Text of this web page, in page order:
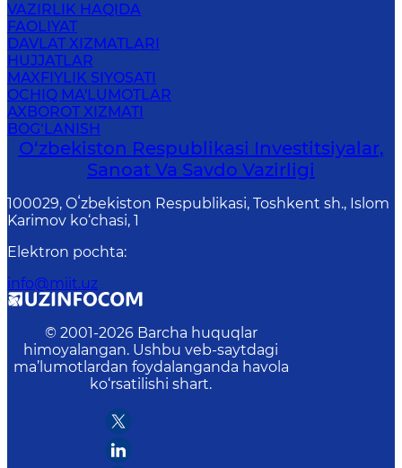
VAZIRLIK HAQIDA
FAOLIYAT
DAVLAT XIZMATLARI
HUJJATLAR
MAXFIYLIK SIYOSATI
OCHIQ MA'LUMOTLAR
AXBOROT XIZMATI
BOG‘LANISH
O‘zbekiston Respublikasi Investitsiyalar,
Sanoat Va Savdo Vazirligi
100029, Oʻzbekiston Respublikasi, Toshkent sh., Islom
Karimov ko‘chasi, 1
Elektron pochta:
info@miit.uz
© 2001-2026 Barcha huquqlar
himoyalangan. Ushbu veb-saytdagi
ma’lumotlardan foydalanganda havola
ko‘rsatilishi shart.